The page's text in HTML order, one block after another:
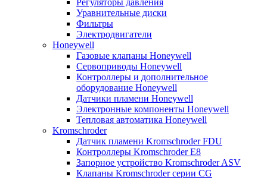
Регуляторы давления
Уравнительные диски
Фильтры
Электродвигатели
Honeywell
Газовые клапаны Honeywell
Сервоприводы Honeywell
Контроллеры и дополнительное
оборудование Honeywell
Датчики пламени Honeywell
Электронные компоненты Honeywell
Тепловая автоматика Honeywell
Kromschroder
Датчик пламени Kromschroder FDU
Контроллеры Kromschroder E8
Запорное устройство Kromschroder ASV
Клапаны Kromschroder серии CG